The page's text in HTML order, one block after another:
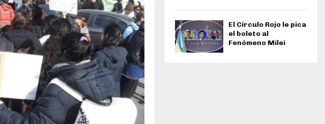
El Círculo Rojo le pica
el boleto al
Fenómeno Milei